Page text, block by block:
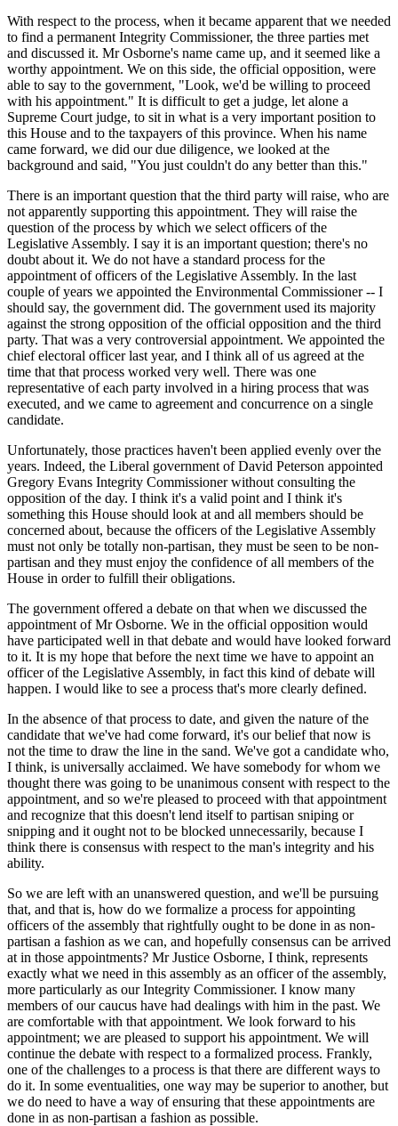
With respect to the process, when it became apparent that we needed
to find a permanent Integrity Commissioner, the three parties met
and discussed it. Mr Osborne's name came up, and it seemed like a
worthy appointment. We on this side, the official opposition, were
able to say to the government, "Look, we'd be willing to proceed
with his appointment." It is difficult to get a judge, let alone a
Supreme Court judge, to sit in what is a very important position to
this House and to the taxpayers of this province. When his name
came forward, we did our due diligence, we looked at the
background and said, "You just couldn't do any better than this."
There is an important question that the third party will raise, who are
not apparently supporting this appointment. They will raise the
question of the process by which we select officers of the
Legislative Assembly. I say it is an important question; there's no
doubt about it. We do not have a standard process for the
appointment of officers of the Legislative Assembly. In the last
couple of years we appointed the Environmental Commissioner -- I
should say, the government did. The government used its majority
against the strong opposition of the official opposition and the third
party. That was a very controversial appointment. We appointed the
chief electoral officer last year, and I think all of us agreed at the
time that that process worked very well. There was one
representative of each party involved in a hiring process that was
executed, and we came to agreement and concurrence on a single
candidate.
Unfortunately, those practices haven't been applied evenly over the
years. Indeed, the Liberal government of David Peterson appointed
Gregory Evans Integrity Commissioner without consulting the
opposition of the day. I think it's a valid point and I think it's
something this House should look at and all members should be
concerned about, because the officers of the Legislative Assembly
must not only be totally non-partisan, they must be seen to be non-
partisan and they must enjoy the confidence of all members of the
House in order to fulfill their obligations.
The government offered a debate on that when we discussed the
appointment of Mr Osborne. We in the official opposition would
have participated well in that debate and would have looked forward
to it. It is my hope that before the next time we have to appoint an
officer of the Legislative Assembly, in fact this kind of debate will
happen. I would like to see a process that's more clearly defined.
In the absence of that process to date, and given the nature of the
candidate that we've had come forward, it's our belief that now is
not the time to draw the line in the sand. We've got a candidate who,
I think, is universally acclaimed. We have somebody for whom we
thought there was going to be unanimous consent with respect to the
appointment, and so we're pleased to proceed with that appointment
and recognize that this doesn't lend itself to partisan sniping or
snipping and it ought not to be blocked unnecessarily, because I
think there is consensus with respect to the man's integrity and his
ability.
So we are left with an unanswered question, and we'll be pursuing
that, and that is, how do we formalize a process for appointing
officers of the assembly that rightfully ought to be done in as non-
partisan a fashion as we can, and hopefully consensus can be arrived
at in those appointments? Mr Justice Osborne, I think, represents
exactly what we need in this assembly as an officer of the assembly,
more particularly as our Integrity Commissioner. I know many
members of our caucus have had dealings with him in the past. We
are comfortable with that appointment. We look forward to his
appointment; we are pleased to support his appointment. We will
continue the debate with respect to a formalized process. Frankly,
one of the challenges to a process is that there are different ways to
do it. In some eventualities, one way may be superior to another, but
we do need to have a way of ensuring that these appointments are
done in as non-partisan a fashion as possible.